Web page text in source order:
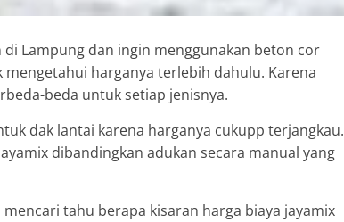
Lampung dan ingin menggunakan beton cor
harganya terlebih dahulu. Karena
beda untuk setiap jenisnya.
dak lantai karena harganya cukupp terjangkau.
dibandingkan adukan secara manual yang
tahu berapa kisaran harga biaya jayamix